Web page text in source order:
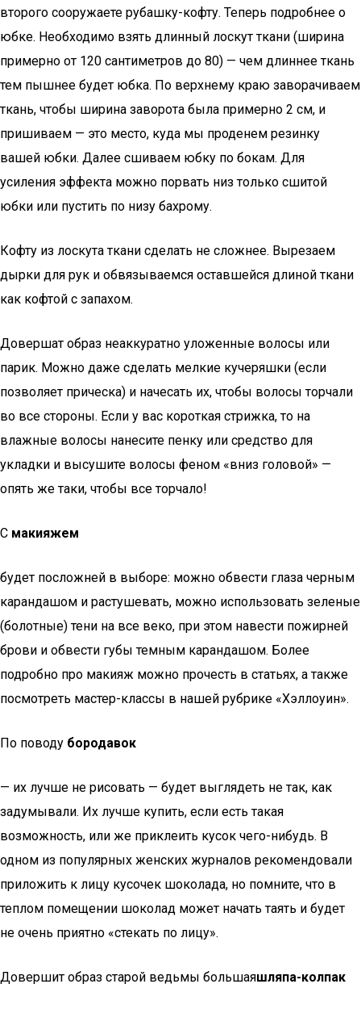
второго сооружаете рубашку-кофту. Теперь подробнее о
юбке. Необходимо взять длинный лоскут ткани (ширина
примерно от 120 сантиметров до 80) — чем длиннее ткань
тем пышнее будет юбка. По верхнему краю заворачиваем
ткань, чтобы ширина заворота была примерно 2 см, и
пришиваем — это место, куда мы проденем резинку
вашей юбки. Далее сшиваем юбку по бокам. Для
усиления эффекта можно порвать низ только сшитой
юбки или пустить по низу бахрому.
Кофту из лоскута ткани сделать не сложнее. Вырезаем
дырки для рук и обвязываемся оставшейся длиной ткани
как кофтой с запахом.
Довершат образ неаккуратно уложенные волосы или
парик. Можно даже сделать мелкие кучеряшки (если
позволяет прическа) и начесать их, чтобы волосы торчали
во все стороны. Если у вас короткая стрижка, то на
влажные волосы нанесите пенку или средство для
укладки и высушите волосы феном «вниз головой» —
опять же таки, чтобы все торчало!
С макияжем
будет посложней в выборе: можно обвести глаза черным
карандашом и растушевать, можно использовать зеленые
(болотные) тени на все веко, при этом навести пожирней
брови и обвести губы темным карандашом. Более
подробно про макияж можно прочесть в статьях, а также
посмотреть мастер-классы в нашей рубрике «Хэллоуин».
По поводу бородавок
— их лучше не рисовать — будет выглядеть не так, как
задумывали. Их лучше купить, если есть такая
возможность, или же приклеить кусок чего-нибудь. В
одном из популярных женских журналов рекомендовали
приложить к лицу кусочек шоколада, но помните, что в
теплом помещении шоколад может начать таять и будет
не очень приятно «стекать по лицу».
Довершит образ старой ведьмы большаяшляпа-колпак